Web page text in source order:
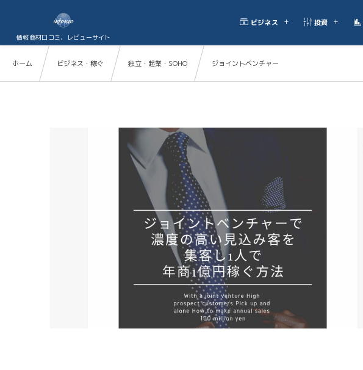
情報商材口コミ、レビューサイト
ビジネス 投資
ホーム ビジネス・稼ぐ 独立・起業・SOHO ジョイントベンチャー